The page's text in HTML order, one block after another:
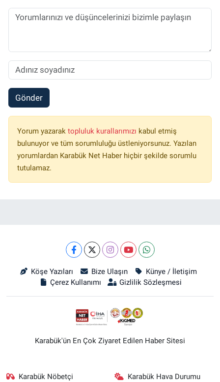
Gönder
Yorum yazarak topluluk kurallarımızı kabul etmiş
bulunuyor ve tüm sorumluluğu üstleniyorsunuz. Yazılan
yorumlardan Karabük Net Haber hiçbir şekilde sorumlu
tutulamaz.
Köşe Yazıları Bize Ulaşın
Künye / İletişim
Çerez Kullanımı
Gizlilik Sözleşmesi
Karabük'ün En Çok Ziyaret Edilen Haber Sitesi
Karabük Nöbetçi
Karabük Hava Durumu